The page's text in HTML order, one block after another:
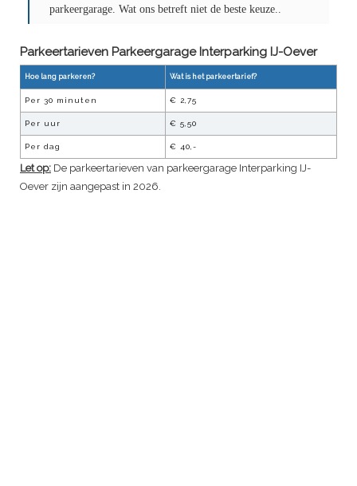
parkeergarage. Wat ons betreft niet de beste keuze..
Parkeertarieven Parkeergarage Interparking IJ-Oever
Hoe lang parkeren? Wat is het parkeertarief?
Per 30 minuten € 2,75
Per uur € 5,50
Per dag € 40,-
Let op: De parkeertarieven van parkeergarage Interparking IJ-
Oever zijn aangepast in 2026.